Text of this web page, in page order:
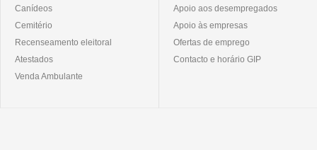
Canídeos
Cemitério
Recenseamento eleitoral
Atestados
Venda Ambulante
Apoio aos desempregados
Apoio às empresas
Ofertas de emprego
Contacto e horário GIP